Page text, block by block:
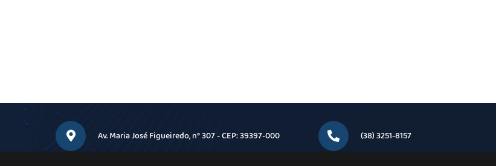
Av. Maria José Figueiredo, n° 307 - CEP: 39397-000 (38) 3251-8157